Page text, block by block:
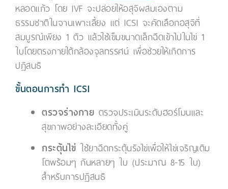
หลอดแก้ว โดย IVF จะปล่อยให้อสุจิผสมเองตาม
ธรรมชาติในจานเพาะเลี้ยง แต่ ICSI จะคัดเลือกอสุจิที่
สมบูรณ์เพียง 1 ตัว แล้วใช้เข็มขนาดเล็กฉีดเข้าไปในไข่ 1
ใบโดยตรงภายใต้กล้องจุลทรรศน์ เพื่อช่วยให้เกิดการ
ปฏิสนธิ
ขั้นตอนการทำ ICSI
ตรวจร่างกายตรวจประเมินระดับฮอร์โมนและ
สุขภาพอย่างละเอียดทั้งคู่
กระตุ้นไข่ ใช้ยาฉีดกระตุ้นรังไข่เพื่อให้ไข่เจริญเติม
โตพร้อมๆ กันหลายๆ ใบ (ประมาณ 8-15 ใบ)
สำหรับการปฏิสนธิ